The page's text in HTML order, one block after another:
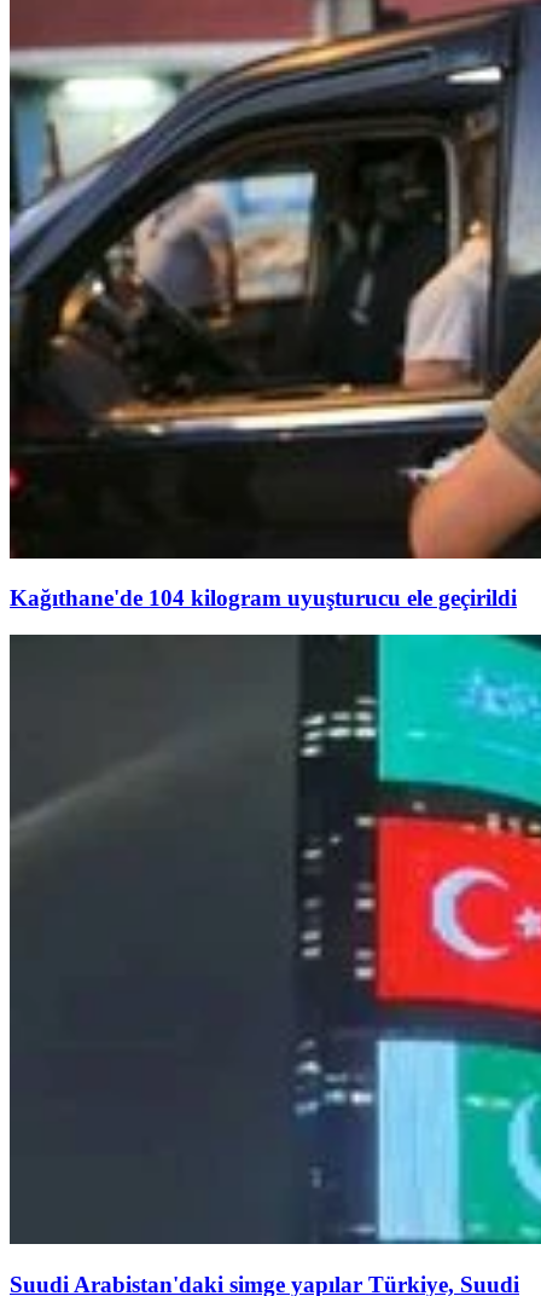
Kağıthane'de 104 kilogram uyuşturucu ele geçirildi
Suudi Arabistan'daki simge yapılar Türkiye, Suudi